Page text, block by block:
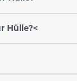
Hülle?<